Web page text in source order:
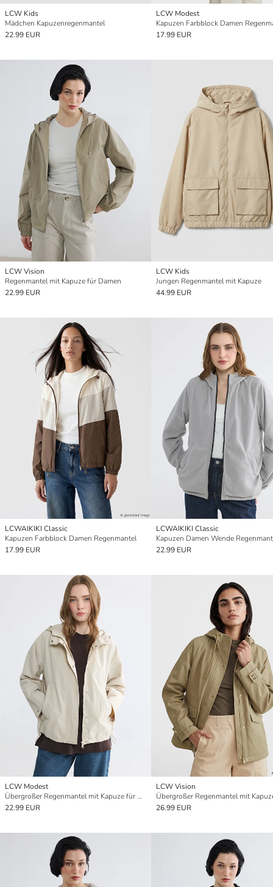
LCW Kids
Mädchen Kapuzenregenmantel
22.99 EUR
LCW Modest
Kapuzen Farbblock Damen
17.99 EUR
LCW Vision
Regenmantel mit Kapuze für Damen
22.99 EUR
LCW Kids
Jungen Regenmantel mit Kapuze
44.99 EUR
LCWAIKIKI Classic
Kapuzen Farbblock Damen Regenmantel
17.99 EUR
LCWAIKIKI Classic
Kapuzen Damen Wende
22.99 EUR
LCW Modest
Übergroßer Regenmantel mit Kapuze für Damen
22.99 EUR
LCW Vision
26.99 EUR